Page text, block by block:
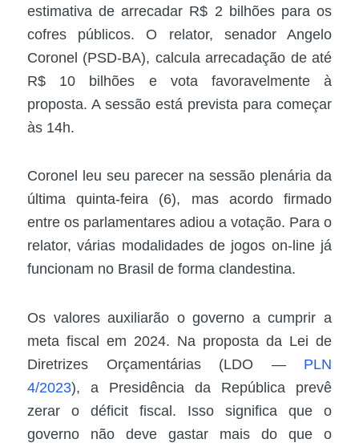
estimativa de arrecadar R$ 2 bilhões para os
cofres públicos. O relator, senador Angelo
Coronel (PSD-BA), calcula arrecadação de até
R$ 10 bilhões e vota favoravelmente à
proposta. A sessão está prevista para começar
às 14h.
Coronel leu seu parecer na sessão plenária da
última quinta-feira (6), mas acordo firmado
entre os parlamentares adiou a votação. Para o
relator, várias modalidades de jogos on-line já
funcionam no Brasil de forma clandestina.
Os valores auxiliarão o governo a cumprir a
meta fiscal em 2024. Na proposta da Lei de
Diretrizes Orçamentárias (LDO —PLN
4/2023), a Presidência da República prevê
zerar o déficit fiscal. Isso significa que o
governo não deve gastar mais do que o